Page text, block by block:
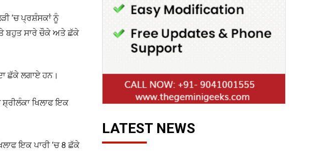
‘ਚ ਪ੍ਰਸ਼ੰਸਕਾਂ ਨੂੰ
ਬਹੁਤ ਸਾਰੇ ਚੌਕੇ ਅਤੇ ਛੱਕੇ
ਛੱਕੇ ਲਗਾਏ ਹਨ।
ਖਿਲਾਫ ਇਕ
ਇਕ ਪਾਰੀ ‘ਚ 8 ਛੱਕੇ
LATEST NEWS